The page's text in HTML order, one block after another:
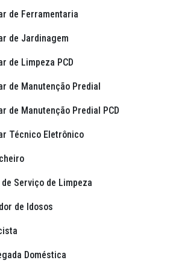
de Ferramentaria
de Jardinagem
de Limpeza PCD
de Manutenção Predial
de Manutenção Predial PCD
Técnico Eletrônico
de Serviço de Limpeza
de Idosos
Doméstica